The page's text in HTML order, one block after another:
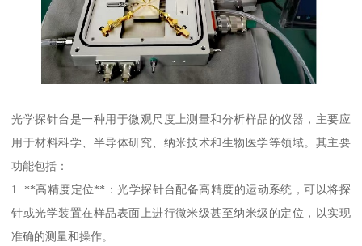
光学探针台是一种用于微观尺度上测量和分析样品的仪器，主要应
用于材料科学、半导体研究、纳米技术和生物医学等领域。其主要
功能包括：
1. **高精度定位**：光学探针台配备高精度的运动系统，可以将探
针或光学装置在样品表面上进行微米级甚至纳米级的定位，以实现
准确的测量和操作。